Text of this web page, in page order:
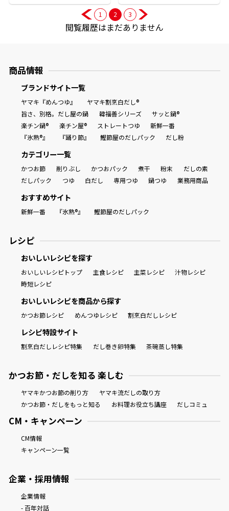
1 2 3
閲覧履歴はまだありません
商品情報
ブランドサイト一覧
ヤマキ『めんつゆ』
ヤマキ割烹白だし®
旨さ、別格。だし屋の鍋
韓福善シリーズ
サッと鍋®
楽チン鍋®
楽チン屋® ストレートつゆ
新鮮一番
『氷熟®』
『踊り節』 鰹節屋のだしパック だし粉
カテゴリー一覧
かつお節 削りぶし かつおパック 煮干 粉末
だしの素
だしパック
つゆ 白だし 専用つゆ 鍋つゆ 業務用商品
おすすめサイト
新鮮一番 『氷熟®』 鰹節屋のだしパック
レシピ
おいしいレシピを探す
おいしいレシピトップ 主食レシピ 主菜レシピ
汁物レシピ
時短レシピ
おいしいレシピを商品から探す
かつお節レシピ めんつゆレシピ 割烹白だしレシピ
レシピ特設サイト
割烹白だしレシピ特集 だし巻き卵特集 茶碗蒸し特集
かつお節・だしを知る 楽しむ
ヤマキかつお節の削り方
ヤマキ流だしの取り方
かつお節・だしをもっと知る
お料理お役立ち講座 だしコミュ
CM・キャンペーン
CM情報
キャンペーン一覧
企業・採用情報
企業情報
- 百年対話